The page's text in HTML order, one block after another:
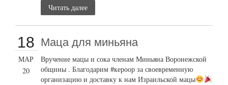
Читать далее
18
МАР
20
Маца для миньяна
Вручение мацы и сока членам Миньяна Воронежской
общины . Благодарим #кероор за своевременную
организацию и доставку к нам Израильской мацы